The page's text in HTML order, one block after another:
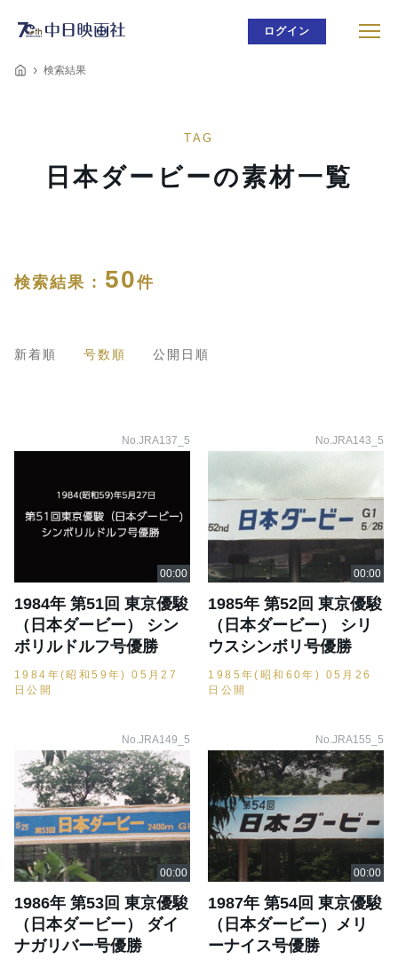
ログイン
検索結果
TAG
日本ダービーの素材一覧
検索結果 : 50件
新着順 号数順 公開日順
No.JRA137_5
1984年 第51回 東京優駿
（日本ダービー） シン
ボリルドルフ号優勝
1984年(昭和59年) 05月27
日公開
No.JRA143_5
1985年 第52回 東京優駿
（日本ダービー） シリ
ウスシンボリ号優勝
1985年(昭和60年) 05月26
日公開
No.JRA149_5
1986年 第53回 東京優駿
（日本ダービー） ダイ
ナガリバー号優勝
No.JRA155_5
1987年 第54回 東京優駿
（日本ダービー）メリ
ーナイス号優勝